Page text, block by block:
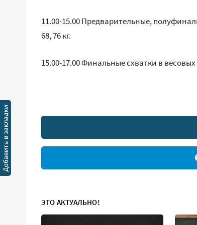
11.00-15.00 Предварительные,
68, 76 кг.
15.00-17.00 Финальные схватки в весовых
ЭТО АКТУАЛЬНО!